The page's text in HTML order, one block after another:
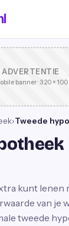
ADVERTENTIE
banner · 320 × 100
›Tweede
kunt lenen
van je
tweede